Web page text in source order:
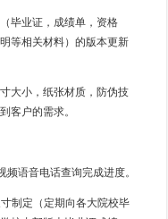
毕业证，成绩单，资格
等相关材料）的版本更新
大小，纸张材质，防伪技
客户的需求。
语音电话查询完成进度。
制定（定期向各大院校毕